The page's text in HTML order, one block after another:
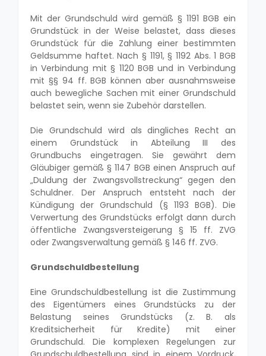
Mit der Grundschuld wird gemäß § 1191 BGB ein
Grundstück in der Weise belastet, dass dieses
Grundstück für die Zahlung einer bestimmten
Geldsumme haftet. Nach § 1191, § 1192 Abs. 1 BGB
in Verbindung mit § 1120 BGB und in Verbindung
mit §§ 94 ff. BGB können aber ausnahmsweise
auch bewegliche Sachen mit einer Grundschuld
belastet sein, wenn sie Zubehör darstellen.
Die Grundschuld wird als dingliches Recht an
einem Grundstück in Abteilung III des
Grundbuchs eingetragen. Sie gewährt dem
Gläubiger gemäß § 1147 BGB einen Anspruch auf
„Duldung der Zwangsvollstreckung“ gegen den
Schuldner. Der Anspruch entsteht nach der
Kündigung der Grundschuld (§ 1193 BGB). Die
Verwertung des Grundstücks erfolgt dann durch
öffentliche Zwangsversteigerung § 15 ff. ZVG
oder Zwangsverwaltung gemäß § 146 ff. ZVG.
Grundschuldbestellung
Eine Grundschuldbestellung ist die Zustimmung
des Eigentümers eines Grundstücks zu der
Belastung seines Grundstücks (z. B. als
Kreditsicherheit für Kredite) mit einer
Grundschuld. Die komplexen Regelungen zur